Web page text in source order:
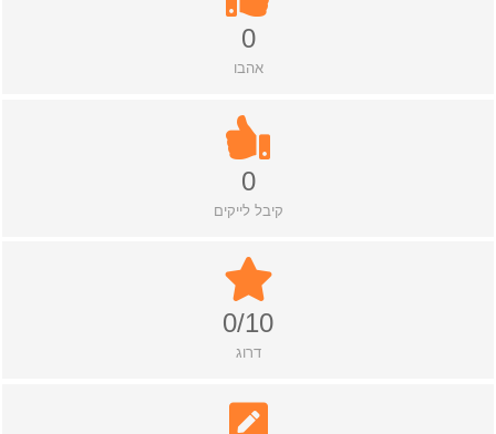
0
אהבו
0
קיבל לייקים
0/10
דרוג